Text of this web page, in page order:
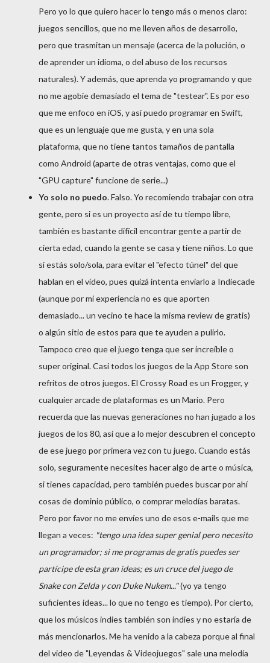
Pero yo lo que quiero hacer lo tengo más o menos claro:
juegos sencillos, que no me lleven años de desarrollo,
pero que trasmitan un mensaje (acerca de la polución, o
de aprender un idioma, o del abuso de los recursos
naturales). Y además, que aprenda yo programando y que
no me agobie demasiado el tema de "testear". Es por eso
que me enfoco en iOS, y así puedo programar en Swift,
que es un lenguaje que me gusta, y en una sola
plataforma, que no tiene tantos tamaños de pantalla
como Android (aparte de otras ventajas, como que el
"GPU capture" funcione de serie...)
Yo solo no puedo. Falso. Yo recomiendo trabajar con otra
gente, pero si es un proyecto así de tu tiempo libre,
también es bastante difícil encontrar gente a partir de
cierta edad, cuando la gente se casa y tiene niños. Lo que
si estás solo/sola, para evitar el "efecto túnel" del que
hablan en el vídeo, pues quizá intenta enviarlo a Indiecade
(aunque por mi experiencia no es que aporten
demasiado... un vecino te hace la misma review de gratis)
o algún sitio de estos para que te ayuden a pulirlo.
Tampoco creo que el juego tenga que ser increíble o
super original. Casi todos los juegos de la App Store son
refritos de otros juegos. El Crossy Road es un Frogger, y
cualquier arcade de plataformas es un Mario. Pero
recuerda que las nuevas generaciones no han jugado a los
juegos de los 80, así que a lo mejor descubren el concepto
de ese juego por primera vez con tu juego. Cuando estás
solo, seguramente necesites hacer algo de arte o música,
si tienes capacidad, pero también puedes buscar por ahí
cosas de dominio público, o comprar melodías baratas.
Pero por favor no me envíes uno de esos e-mails que me
llegan a veces: "tengo una idea super genial pero necesito
un programador; si me programas de gratis puedes ser
partícipe de esta gran ideas; es un cruce del juego de
Snake con Zelda y con Duke Nukem..."(yo ya tengo
suficientes ideas... lo que no tengo es tiempo). Por cierto,
que los músicos indies también son indies y no estaría de
más mencionarlos. Me ha venido a la cabeza porque al final
del video de "Leyendas & Videojuegos" sale una melodía